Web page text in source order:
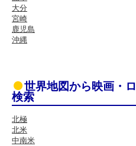
大分
宮崎
鹿児島
沖縄
世界地図から映画・
検索
北極
北米
中南米